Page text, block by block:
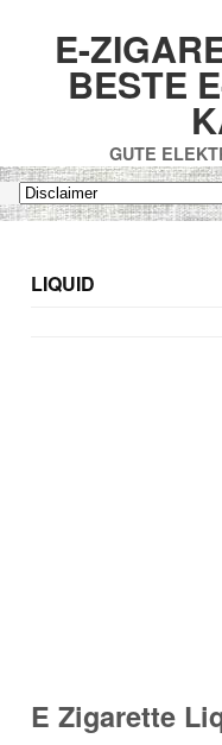
E-
BESTE
GUTE
LIQUID
E Zigarette